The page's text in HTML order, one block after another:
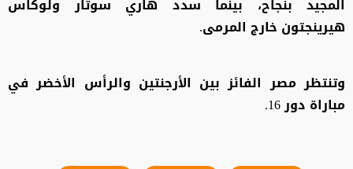
المجيد بنجاح، بينما سدد هاري سوتار ولوكاس
هيرينجتون خارج المرمى.
وتنتظر مصر الفائز بين الأرجنتين والرأس الأخضر في
مباراة دور 16.